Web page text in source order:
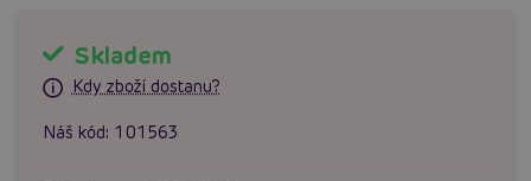
Skladem
Kdy zboží dostanu?
Náš kód: 101563